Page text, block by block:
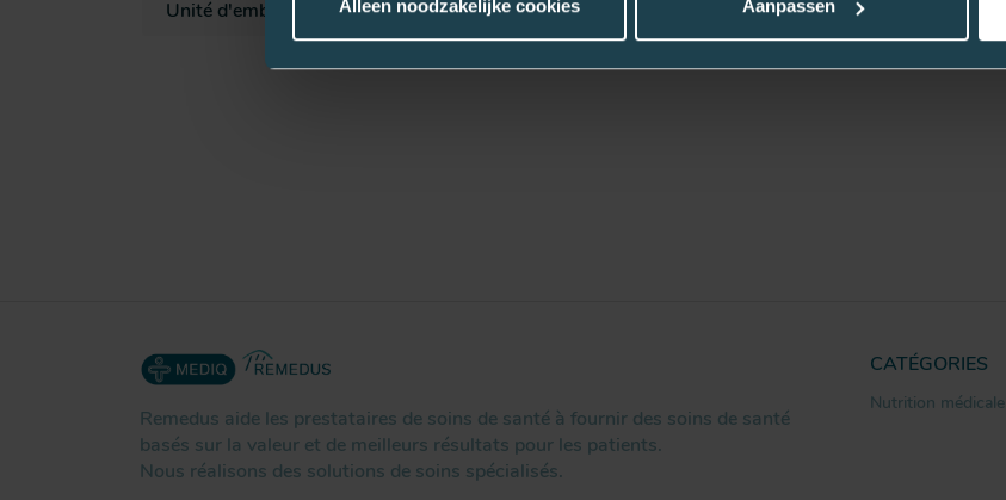
Alleen noodzakelijke cookies Aanpassen
Unité d'emballage 1
Remedus aide les prestataires de soins de santé à fournir des soins de santé
basés sur la valeur et de meilleurs résultats pour les patients.
Nous réalisons des solutions de soins spécialisés.
CATÉGORIES
Nutrition médicale